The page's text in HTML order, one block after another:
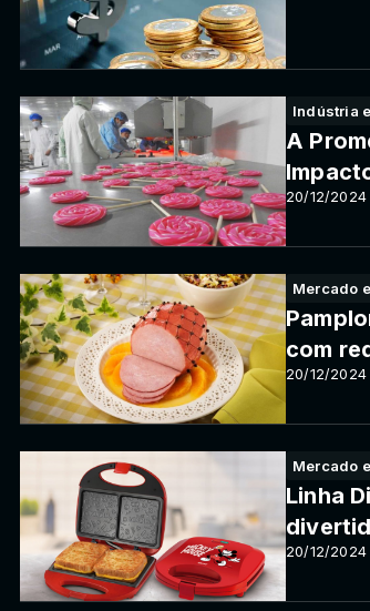
Indústria
20/12/2024
A
Mercado
20/12/2024
com
Mercado
20/12/2024
Linha